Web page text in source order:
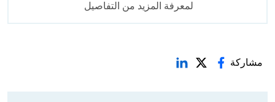
لمعرفة المزيد من التفاصيل
مشاركة